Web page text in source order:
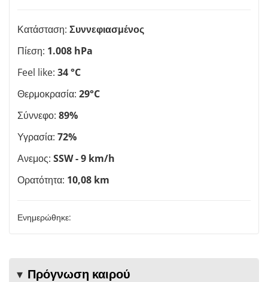
Κατάσταση: Συννεφιασμένος
Πίεση: 1.008 hPa
Feel like: 34 °C
Θερμοκρασία: 29°C
Σύννεφο: 89%
Υγρασία: 72%
Ανεμος: SSW - 9 km/h
Ορατότητα: 10,08 km
Ενημερώθηκε:
Πρόγνωση καιρού